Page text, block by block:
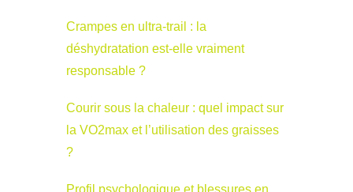
Crampes en ultra-trail : la
déshydratation est-elle vraiment
responsable ?
Courir sous la chaleur : quel impact sur
la VO2max et l’utilisation des graisses
?
Profil psychologique et blessures en